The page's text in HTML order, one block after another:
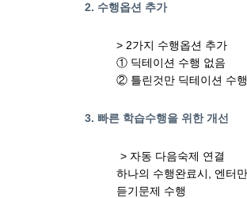
2. 수행옵션 추가
> 2가지 수행옵션 추가
① 딕테이션 수행 없음
② 틀린것만 딕테이션 수행
3. 빠른 학습수행을 위한 개선
> 자동 다음숙제 연결
하나의 수행완료시, 엔터
듣기문제 수행